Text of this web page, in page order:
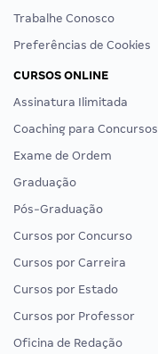
Trabalhe Conosco
Preferências de Cookies
CURSOS ONLINE
Assinatura Ilimitada
Coaching para Concursos
Exame de Ordem
Graduação
Pós-Graduação
Cursos por Concurso
Cursos por Carreira
Cursos por Estado
Cursos por Professor
Oficina de Redação